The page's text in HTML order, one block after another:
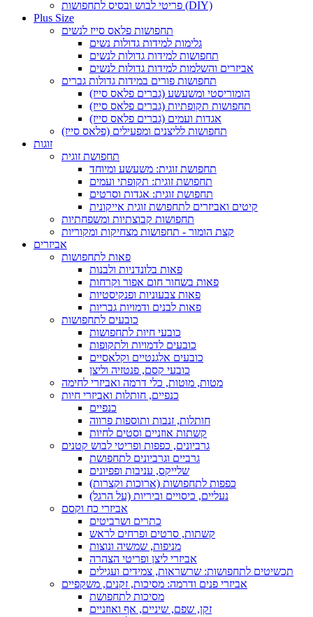
פריטי לבוש ובסיס לתחפושות (DIY)
Plus Size
תחפושות פלאס סייז לנשים
גלימות למידות גדולות נשים
תחפושות למידות גדולות לנשים
אביזרים והשלמות למידות גדולות לנשים
תחפושות פורים במידות גדולות גברים
הומוריסטי ומשעשע (גברים פלאס סייז)
תחפושות תקופתיות (גברים פלאס סייז)
אגדות ועמים (גברים פלאס סייז)
תחפושות לליצנים ומפעילים (פלאס סייז)
זוגות
תחפושת זוגית
תחפושת זוגית: משעשע ומיוחד
תחפושת זוגית: תקופתי ועמים
תחפושת זוגית: אגדות וסרטים
קיטים ואביזרים לתחפושת זוגית אייקונית
תחפושות קבוצתיות ומשפחתיות
קצת הומור - תחפושות מצחיקות ומקוריות
אביזרים
פאות לתחפושות
פאות בלונדניות ולבנות
פאות בשחור חום אפור וקרחות
פאות צבעוניות ופנקיסטיות
פאות לבנים ודמויות גבריות
כובעים לתחפושות
כובעי חיות לתחפושות
כובעים לדמויות ולתקופות
כובעים אלגנטיים וקלאסיים
כובעי קסם, פנטזיה וליצן
מטות, מוטות, כלי דרמה ואביזרי לחימה
כנפיים, חותלות ואביזרי חיות
כנפיים
חותלות, זנבות ותוספות פרווה
קשתות אוזניים וסטים לחיות
גרביונים, כפפות ופריטי לבוש קטנים
גרביים וגרביונים לתחפושת
שלייקס, עניבות ופפיונים
כפפות לתחפושות (ארוכות וקצרות)
נעליים, כיסויים וביריות (על הרגל)
אביזרי כח וקסם
כתרים ושרביטים
קשתות, סרטים ופרחים לראש
מניפות, שמשיה ונוצות
אביזרי ליצן ופריטי הצהרה
תכשיטים לתחפושות: שרשראות, צמידים ועגילים
אביזרי פנים ודרמה: מסיכות, זקנים, משקפיים
מסיכות לתחפושת
זקן, שפם, שיניים, אף ואוזניים